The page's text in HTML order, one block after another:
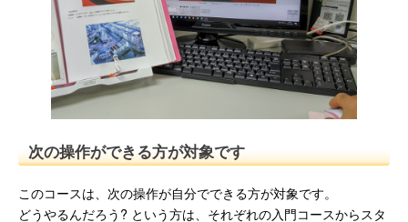
次の操作ができる方が対象です
このコースは、次の操作が自分でできる方が対象です。
どうやるんだろう? という方は、それぞれの入門コースからスタ